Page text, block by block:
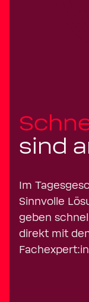
sind
Im
Sinnvolle
geben
direkt mit